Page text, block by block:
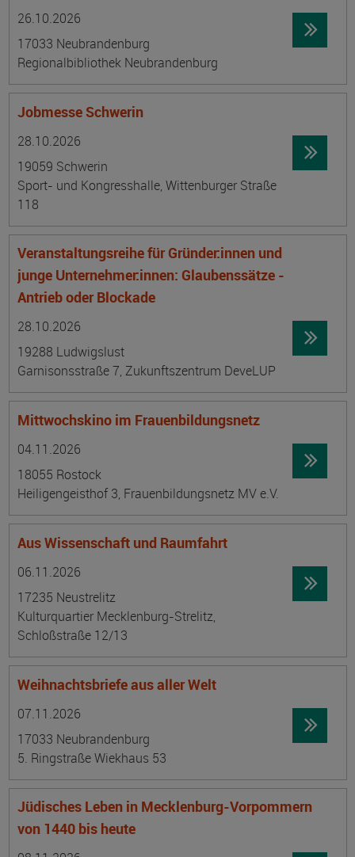
26.10.2026
17033 Neubrandenburg
Regionalbibliothek Neubrandenburg
Jobmesse Schwerin
28.10.2026
19059 Schwerin
Sport- und Kongresshalle, Wittenburger Straße
118
Veranstaltungsreihe für Gründer:innen und
junge Unternehmer:innen: Glaubenssätze -
Antrieb oder Blockade
28.10.2026
19288 Ludwigslust
Garnisonsstraße 7, Zukunftszentrum DeveLUP
Mittwochskino im Frauenbildungsnetz
04.11.2026
18055 Rostock
Heiligengeisthof 3, Frauenbildungsnetz MV e.V.
Aus Wissenschaft und Raumfahrt
06.11.2026
17235 Neustrelitz
Kulturquartier Mecklenburg-Strelitz,
Schloßstraße 12/13
Weihnachtsbriefe aus aller Welt
07.11.2026
17033 Neubrandenburg
5. Ringstraße Wiekhaus 53
Jüdisches Leben in Mecklenburg-Vorpommern
von 1440 bis heute